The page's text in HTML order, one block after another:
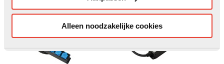
Alleen noodzakelijke cookies
Anderen kochten ook